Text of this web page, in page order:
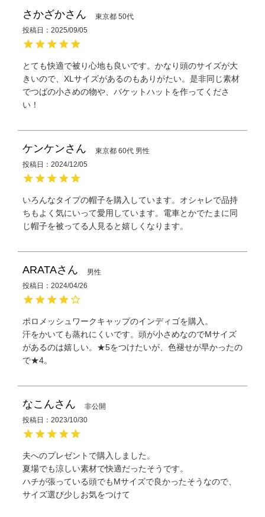
さかざか 東京都 50代
投稿日
2025/09/05
とても快適で被り心地も良いです。かなり頭のサイズが大
きいので、XLサイズがあるのもありがたい。是非同じ素材
でつばの小さめの物や、バケットハットを作ってくださ
い！
ケンケン 東京都 60代 男性
投稿日
2024/12/05
いろんなタイプの帽子を購入しています。オシャレで品持
ちもよく気にいって愛用しています。電車とかでたまに同
じ帽子を被ってる人見ると嬉しくなります。
ARATA
男性
投稿日
2024/04/26
ポロメッシュワークキャップのインディゴを購入。
汗をかいても蒸れにくいです。頭が小さめなのでMサイズ
があるのは嬉しい。★5をつけたいが、色褪せが早かったの
で★4。
なこん
非公開
投稿日
2023/10/30
夫へのプレゼントで購入しました。
夏場でも涼しい素材で快適だったそうです。
ハチが張っている頭でもMサイズで良かったそうなので、
サイズ選び少しお気をつけて